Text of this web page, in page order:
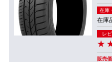
在庫
在庫
レ
販売